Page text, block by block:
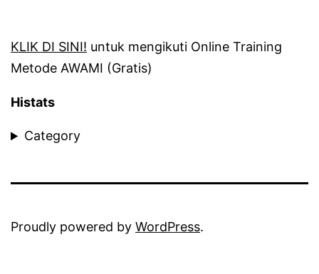
KLIK DI SINI! untuk mengikuti Online Training
Metode AWAMI (Gratis)
Histats
Category
Proudly powered by WordPress.